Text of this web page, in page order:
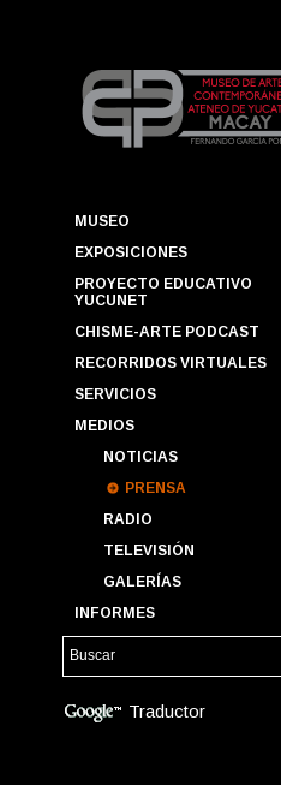
MUSEO
EXPOSICIONES
PROYECTO EDUCATIVO
YUCUNET
CHISME-ARTE PODCAST
RECORRIDOS VIRTUALES
SERVICIOS
MEDIOS
NOTICIAS
PRENSA
RADIO
TELEVISIÓN
GALERÍAS
INFORMES
Traductor